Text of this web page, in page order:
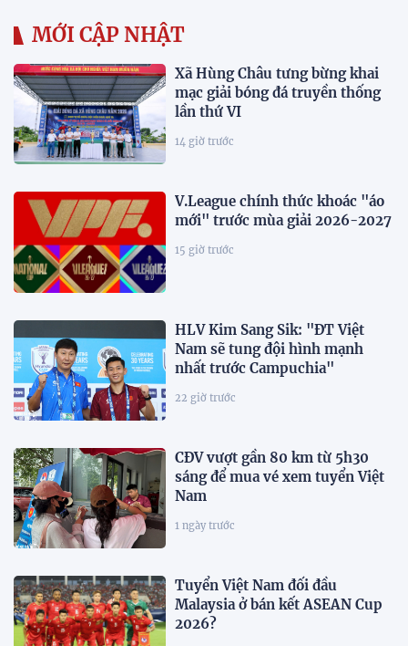
MỚI CẬP NHẬT
Xã Hùng Châu tưng bừng khai
mạc giải bóng đá truyền thống
lần thứ VI
14 giờ trước
V.League chính thức khoác "áo
mới" trước mùa giải 2026-2027
15 giờ trước
HLV Kim Sang Sik: "ĐT Việt
Nam sẽ tung đội hình mạnh
nhất trước Campuchia"
22 giờ trước
CĐV vượt gần 80 km từ 5h30
sáng để mua vé xem tuyển Việt
Nam
1 ngày trước
Tuyển Việt Nam đối đầu
Malaysia ở bán kết ASEAN Cup
2026?